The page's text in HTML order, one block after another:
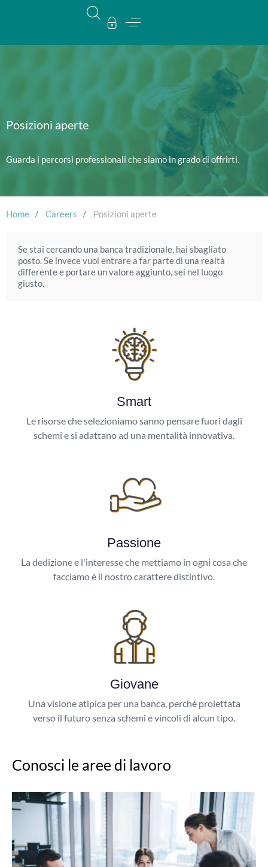
Posizioni aperte
Guarda i percorsi professionali che siamo in grado di offrirti.
Home Careers Posizioni aperte
Se stai cercando una banca tradizionale, hai sbagliato
posto. Se invece vuoi entrare a far parte di una realtà
differente e portare un valore aggiunto, sei nel luogo
giusto.
Smart
Le risorse che selezioniamo sanno pensare fuori dagli
schemi e si adattano ad una mentalità innovativa.
Passione
La dedizione e l'interesse che mettiamo in ogni cosa che
facciamo è il nostro carattere distintivo.
Giovane
Una visione atipica per una banca, perché proiettata
verso il futuro senza schemi e vincoli di alcun tipo.
Conosci le aree di lavoro